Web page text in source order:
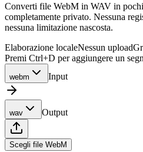
Converti file WebM in WAV in
completamente privato. Nessuna
nessuna limitazione nascosta.
Elaborazione localeNessun upload
Premi Ctrl+D per aggiungere un
webm Input
wav Output
Scegli file WebM